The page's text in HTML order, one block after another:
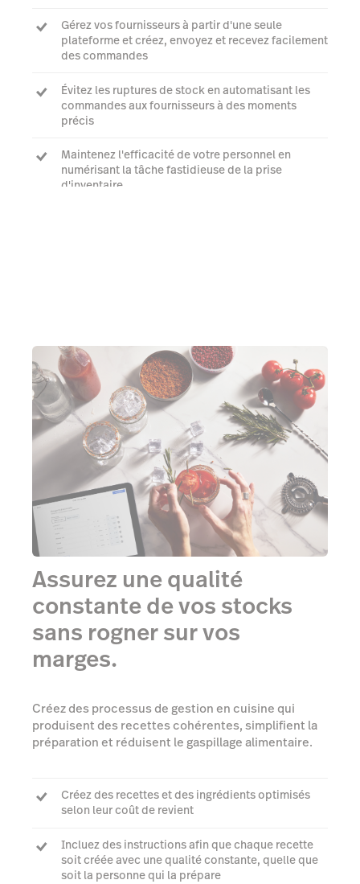
Gérez vos fournisseurs à partir d'une seule
plateforme et créez, envoyez et recevez facilement
des commandes
Évitez les ruptures de stock en automatisant les
commandes aux fournisseurs à des moments
précis
Maintenez l'efficacité de votre personnel en
numérisant la tâche fastidieuse de la prise
d'inventaire
Assurez une qualité
constante de vos stocks
sans rogner sur vos
marges.
Créez des processus de gestion en cuisine qui
produisent des recettes cohérentes, simplifient la
préparation et réduisent le gaspillage alimentaire.
Créez des recettes et des ingrédients optimisés
selon leur coût de revient
Incluez des instructions afin que chaque recette
soit créée avec une qualité constante, quelle que
soit la personne qui la prépare